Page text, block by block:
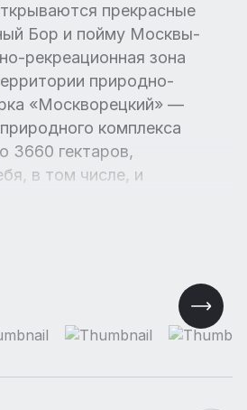
прекрасные
Бор и пойму Москвы-
рекреационная зона
природно-
«Москворецкий» —
комплекса
гектаров,
в том числе, и